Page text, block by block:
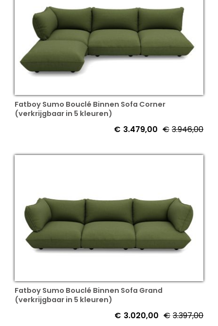
Fatboy Sumo Bouclé Binnen Sofa Corner
(verkrijgbaar in 5 kleuren)
€ 3.946,00
€ 3.479,00
Fatboy Sumo Bouclé Binnen Sofa Grand
(verkrijgbaar in 5 kleuren)
€ 3.397,00
€ 3.020,00